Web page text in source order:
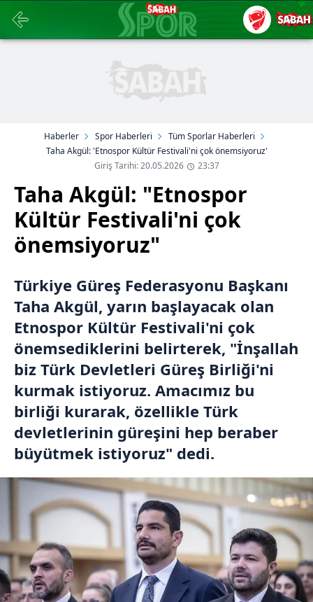
Haberler Spor Haberleri
Tüm Sporlar Haberleri
Taha Akgül: 'Etnospor Kültür Festivali'ni çok önemsiyoruz'
Giriş Tarihi: 20.05.2026
23:37
Taha Akgül: "Etnospor
Kültür Festivali'ni çok
önemsiyoruz"
Türkiye Güreş Federasyonu Başkanı
Taha Akgül, yarın başlayacak olan
Etnospor Kültür Festivali'ni çok
önemsediklerini belirterek, "İnşallah
biz Türk Devletleri Güreş Birliği'ni
kurmak istiyoruz. Amacımız bu
birliği kurarak, özellikle Türk
devletlerinin güreşini hep beraber
büyütmek istiyoruz" dedi.